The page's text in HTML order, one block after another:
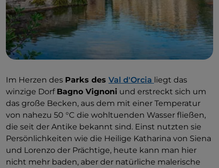
Im Herzen des Parks des Val d'Orcia liegt das
winzige Dorf Bagno Vignoni und erstreckt sich um
das große Becken, aus dem mit einer Temperatur
von nahezu 50 °C die wohltuenden Wasser fließen,
die seit der Antike bekannt sind. Einst nutzten sie
Persönlichkeiten wie die Heilige Katharina von Siena
und Lorenzo der Prächtige, heute kann man hier
nicht mehr baden, aber der natürliche malerische